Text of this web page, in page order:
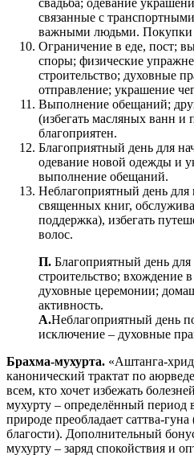
связанные с
важными людьми. Покупки
Ограничение в еде, пост;
споры; физические
строительство; духовные
отправление; украшение
Выполнение обещаний;
(избегать масляных ванн и
благоприятен.
Благоприятный день для
одевание новой одежды и
выполнение обещаний.
Неблагоприятный день
священных книг,
поддержка), избегать
волос.
П. Благоприятный день
строительство; вхождение
духовные церемонии;
активность.
А.Неблагоприятный день
исключение – духовные
Брахма-мухурта. «Аштанга-
канонический трактат по
всем, кто хочет избежать
мухурту – определённый период
природе преобладает саттва-
благости). Дополнительный
мухурту – заряд спокойствия и